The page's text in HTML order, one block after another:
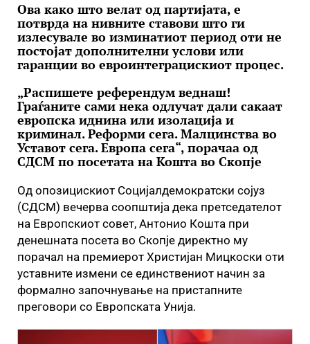
Ова како што велат од партијата, е
потврда на нивните ставови што ги
излесувале во изминатиот период оти не
постојат дополнителни услови или
гаранции во евроинтеграцискиот процес.
„Распишете референдум веднаш!
Граѓаните сами нека одлучат дали сакаат
европска иднина или изолација и
криминал. Реформи сега. Малцинства во
Уставот сега. Европа сега“, порачаа од
СДСМ по посетата на Кошта во Скопје
Од опозицискиот Социјалдемократски сојуз
(СДСМ) вечерва соопштија дека претседателот
на Европскиот совет, Антонио Кошта при
денешната посета во Скопје директно му
порачал на премиерот Христијан Мицкоски оти
уставните измени се единствениот начин за
формално започнување на пристапните
преговори со Европската Унија.